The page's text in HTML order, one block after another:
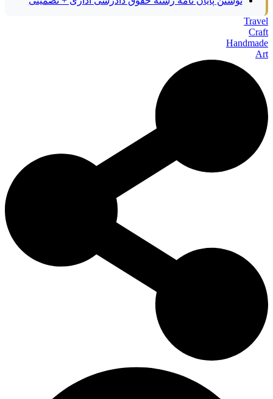
Travel
Craft
Handmade
Art